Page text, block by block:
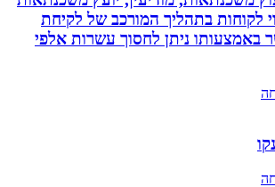
בתהליך המורכב של לקיחת
ניתן לחסוך עשרות אלפי